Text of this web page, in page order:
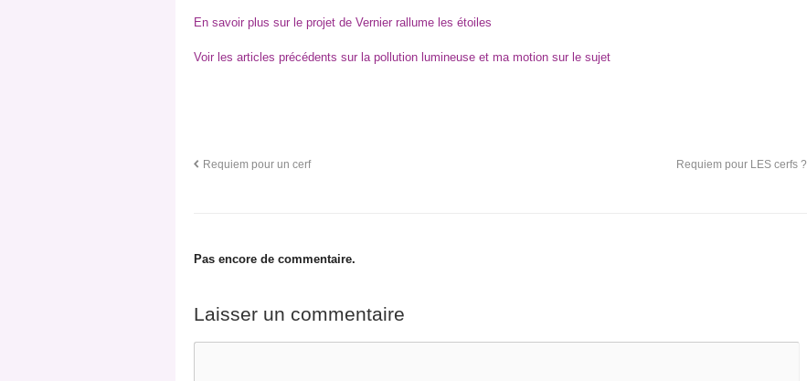
En savoir plus sur le projet de Vernier rallume les étoiles
Voir les articles précédents sur la pollution lumineuse et ma motion sur le sujet
Requiem pour un cerf Requiem pour LES cerfs ?
Pas encore de commentaire.
Laisser un commentaire